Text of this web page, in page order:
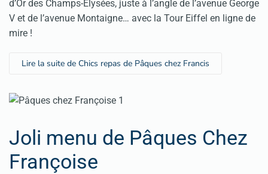
d’Or des Champs-Elysées, juste à l’angle de l’avenue George
V et de l’avenue Montaigne… avec la Tour Eiffel en ligne de
mire !
Lire la suite de Chics repas de Pâques chez Francis
Joli menu de Pâques Chez
Françoise